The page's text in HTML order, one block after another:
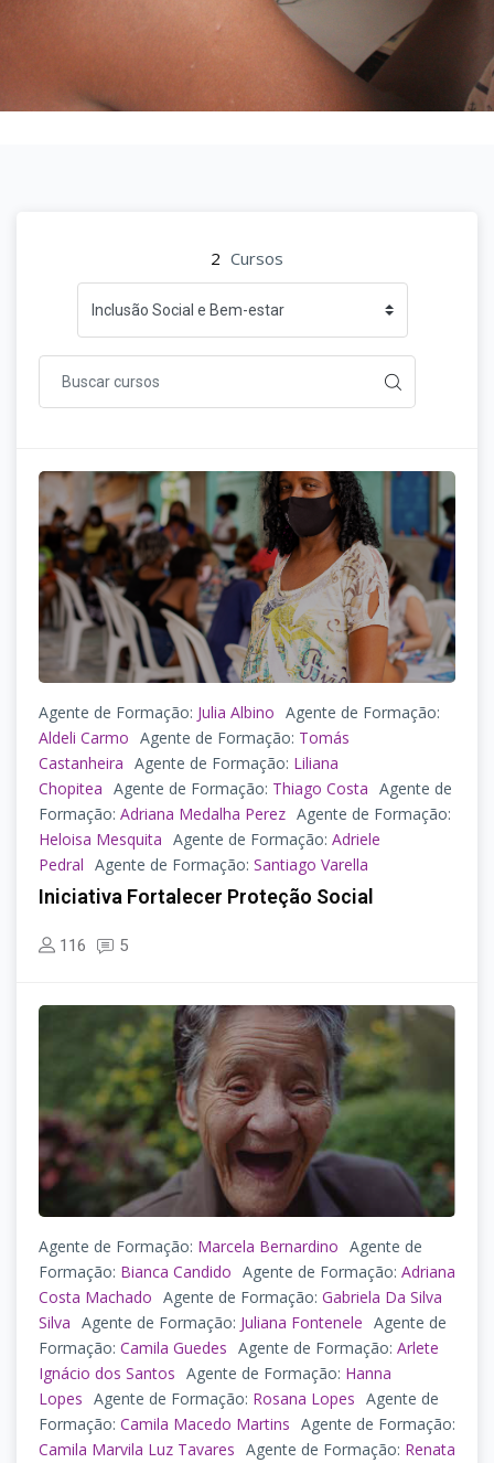
2 Cursos
Agente de Formação: Julia Albino Agente de Formação:
Aldeli Carmo Agente de Formação: Tomás
Castanheira Agente de Formação: Liliana
Chopitea Agente de Formação: Thiago Costa Agente de
Formação: Adriana Medalha Perez Agente de Formação:
Heloisa Mesquita Agente de Formação: Adriele
Pedral Agente de Formação: Santiago Varella
Iniciativa Fortalecer Proteção Social
116 5
Agente de Formação: Marcela Bernardino Agente de
Formação: Bianca Candido Agente de Formação: Adriana
Costa Machado Agente de Formação: Gabriela Da Silva
Silva Agente de Formação: Juliana Fontenele Agente de
Formação: Camila Guedes Agente de Formação: Arlete
Ignácio dos Santos Agente de Formação: Hanna
Lopes Agente de Formação: Rosana Lopes Agente de
Formação: Camila Macedo Martins Agente de Formação:
Camila Marvila Luz Tavares Agente de Formação: Renata